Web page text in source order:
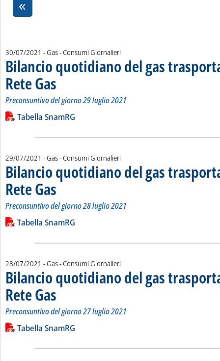
30/07/2021 - Gas - Consumi Giornalieri
Bilancio quotidiano del gas
Rete Gas . Sottotitolo: Preconsuntivo del giorno 29 luglio 2021
. Pubblicata venerdì 30 luglio 2021 alle 11.43.
Preconsuntivo del giorno 29 luglio 2021
Leggi tutta la notizia: 'Bilancio quotidiano del gas
Lista allegati PDF alla notizia
Tabella SnamRG
29/07/2021 - Gas - Consumi Giornalieri
Bilancio quotidiano del gas
Rete Gas . Sottotitolo: Preconsuntivo del giorno 28 luglio 2021
. Pubblicata giovedì 29 luglio 2021 alle 12.4.
Preconsuntivo del giorno 28 luglio 2021
Leggi tutta la notizia: 'Bilancio quotidiano del gas
Lista allegati PDF alla notizia
Tabella SnamRG
28/07/2021 - Gas - Consumi Giornalieri
Bilancio quotidiano del gas
Rete Gas . Sottotitolo: Preconsuntivo del giorno 27 luglio 2021
. Pubblicata mercoledì 28 luglio 2021 alle 11.18.
Preconsuntivo del giorno 27 luglio 2021
Leggi tutta la notizia: 'Bilancio quotidiano del gas
Lista allegati PDF alla notizia
Tabella SnamRG